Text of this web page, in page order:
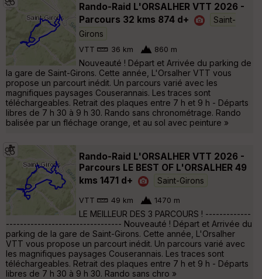
Rando-Raid L'ORSALHER VTT 2026 -
Parcours 32 kms 874 d+
Saint-
Girons
VTT 36 km 860 m
Nouveauté ! Départ et Arrivée du parking de
la gare de Saint-Girons. Cette année, L'Orsalher VTT vous
propose un parcourt inédit. Un parcours varié avec les
magnifiques paysages Couserannais. Les traces sont
téléchargeables. Retrait des plaques entre 7 h et 9 h - Départs
libres de 7 h 30 à 9 h 30. Rando sans chronométrage. Rando
balisée par un fléchage orange, et au sol avec peinture »
Rando-Raid L'ORSALHER VTT 2026 -
Parcours LE BEST OF L'ORSALHER 49
kms 1471 d+
Saint-Girons
VTT 49 km 1470 m
LE MEILLEUR DES 3 PARCOURS ! -------------
--------------------------------- Nouveauté ! Départ et Arrivée du
parking de la gare de Saint-Girons. Cette année, L'Orsalher
VTT vous propose un parcourt inédit. Un parcours varié avec
les magnifiques paysages Couserannais. Les traces sont
téléchargeables. Retrait des plaques entre 7 h et 9 h - Départs
libres de 7 h 30 à 9 h 30. Rando sans chro »